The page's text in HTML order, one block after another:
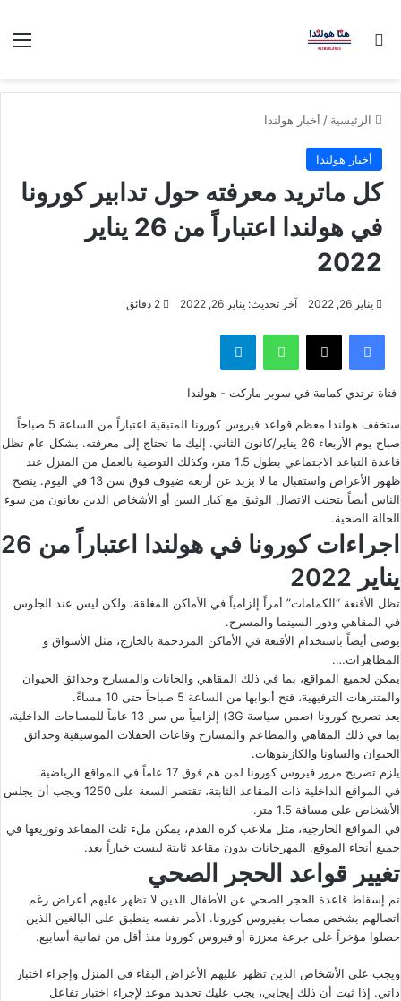
بحث عن
الرئيسية / أخبار هولندا
أخبار هولندا
كل ماتريد معرفته حول تدابير كورونا
في هولندا اعتباراً من 26 يناير
2022
يناير 26, 2022 آخر تحديث: يناير 26, 2022
فيسبوك ‫X واتساب تيلقرام
فتاة ترتدي كمامة في سوبر ماركت - هولندا
ستخفف هولندا معظم قواعد فيروس كورونا المتبقية اعتباراً من الساعة 5 صباحاً
صباح يوم الأربعاء 26 يناير/كانون الثاني. إليك ما تحتاج إلى معرفته. بشكل عام تظل
قاعدة التباعد الاجتماعي بطول 1.5 متر، وكذلك التوصية بالعمل من المنزل عند
ظهور الأعراض واستقبال ما لا يزيد عن أربعة ضيوف فوق سن 13 في اليوم. ينصح
الناس أيضاً بتجنب الاتصال الوثيق مع كبار السن أو الأشخاص الذين يعانون من سوء
الحالة الصحية.
اجراءات كورونا في هولندا اعتباراً من 26
يناير 2022
تظل الأقنعة “الكمامات” أمراً إلزامياً في الأماكن المغلقة، ولكن ليس عند الجلوس
في المقاهي ودور السينما والمسرح.
يوصى أيضاً باستخدام الأقنعة في الأماكن المزدحمة بالخارج، مثل الأسواق و
المظاهرات….
يمكن لجميع المواقع، بما في ذلك المقاهي والحانات والمسارح وحدائق الحيوان
والمتنزهات الترفيهية، فتح أبوابها من الساعة 5 صباحاً حتى 10 مساءً.
يعد تصريح كورونا (ضمن سياسة 3G) إلزامياً من سن 13 عاماً للمساحات الداخلية،
بما في ذلك المقاهي والمطاعم والمسارح وقاعات الحفلات الموسيقية وحدائق
الحيوان والساونا والكازينوهات.
يلزم تصريح مرور فيروس كورونا لمن هم فوق 17 عاماً في المواقع الرياضية.
في المواقع الداخلية ذات المقاعد الثابتة، تقتصر السعة على 1250 ويجب أن يجلس
الأشخاص على مسافة 1.5 متر.
في المواقع الخارجية، مثل ملاعب كرة القدم، يمكن ملء ثلث المقاعد وتوزيعها في
جميع أنحاء الموقع. المهرجانات بدون مقاعد ثابتة ليست خياراً بعد.
تغيير قواعد الحجر الصحي
تم إسقاط قاعدة الحجر الصحي عن الأطفال الذين لا تظهر عليهم أعراض رغم
اتصالهم بشخص مصاب بفيروس كورونا. الأمر نفسه ينطبق على البالغين الذين
حصلوا مؤخراً على جرعة معززة أو فيروس كورونا منذ أقل من ثمانية أسابيع.
ويجب على الأشخاص الذين تظهر عليهم الأعراض البقاء في المنزل وإجراء اختبار
ذاتي. إذا ثبت أن ذلك إيجابي، يجب عليك تحديد موعد لإجراء اختبار تفاعل